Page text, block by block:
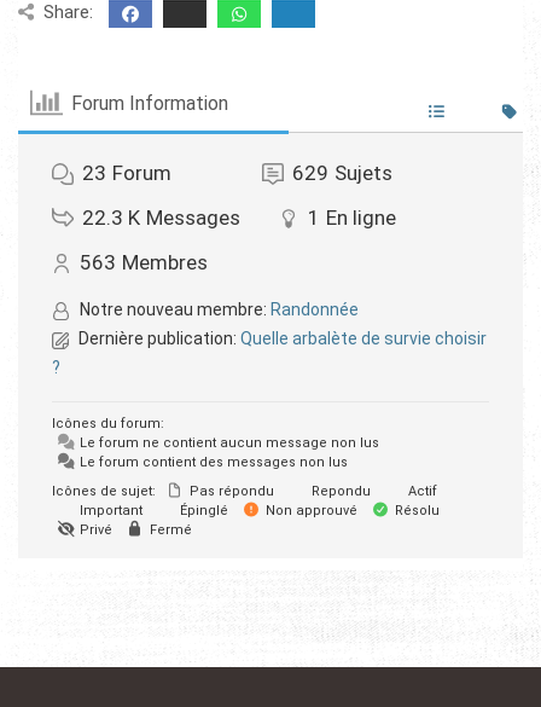
Share:
Forum Information
23 Forum 629 Sujets
22.3 K Messages 1 En ligne
563 Membres
Notre nouveau membre: Randonnée
Dernière publication: Quelle arbalète de survie choisir
?
Icônes du forum:
Le forum ne contient aucun message non lus
Le forum contient des messages non lus
Icônes de sujet:
Pas répondu Repondu
Actif
Important
Épinglé Non approuvé
Résolu
Privé
Fermé